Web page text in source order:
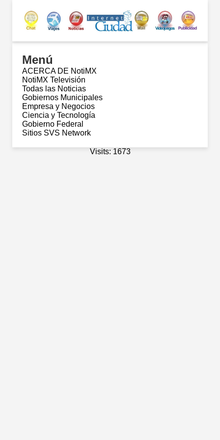
Menú
ACERCA DE NotiMX
NotiMX Televisión
Todas las Noticias
Gobiernos Municipales
Empresa y Negocios
Ciencia y Tecnología
Gobierno Federal
Sitios SVS Network
Visits: 1673